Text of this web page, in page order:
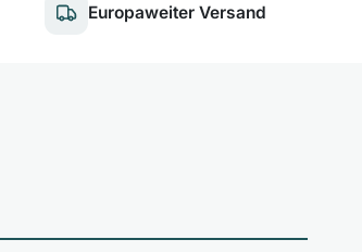
Europaweiter Versand